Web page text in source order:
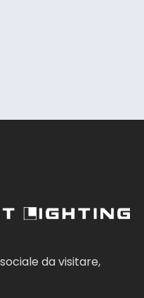
da visitare,